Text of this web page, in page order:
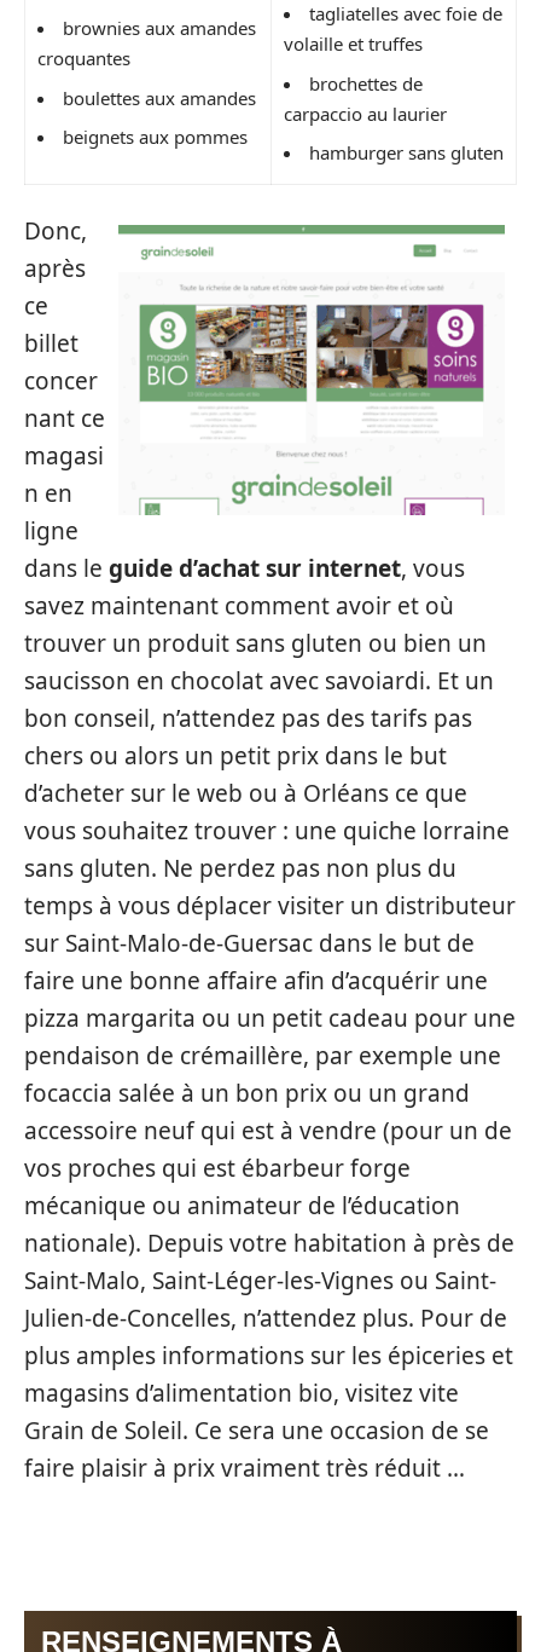
brownies aux amandes
croquantes
boulettes aux amandes
beignets aux pommes
tagliatelles avec foie de
volaille et truffes
brochettes de
carpaccio au laurier
hamburger sans gluten
Donc,
après
ce
billet
concer
nant ce
magasi
n en
ligne
dans le guide d’achat sur internet, vous
savez maintenant comment avoir et où
trouver un produit sans gluten ou bien un
saucisson en chocolat avec savoiardi. Et un
bon conseil, n’attendez pas des tarifs pas
chers ou alors un petit prix dans le but
d’acheter sur le web ou à Orléans ce que
vous souhaitez trouver : une quiche lorraine
sans gluten. Ne perdez pas non plus du
temps à vous déplacer visiter un distributeur
sur Saint-Malo-de-Guersac dans le but de
faire une bonne affaire afin d’acquérir une
pizza margarita ou un petit cadeau pour une
pendaison de crémaillère, par exemple une
focaccia salée à un bon prix ou un grand
accessoire neuf qui est à vendre (pour un de
vos proches qui est ébarbeur forge
mécanique ou animateur de l’éducation
nationale). Depuis votre habitation à près de
Saint-Malo, Saint-Léger-les-Vignes ou Saint-
Julien-de-Concelles, n’attendez plus. Pour de
plus amples informations sur les épiceries et
magasins d’alimentation bio, visitez vite
Grain de Soleil. Ce sera une occasion de se
faire plaisir à prix vraiment très réduit …
RENSEIGNEMENTS À